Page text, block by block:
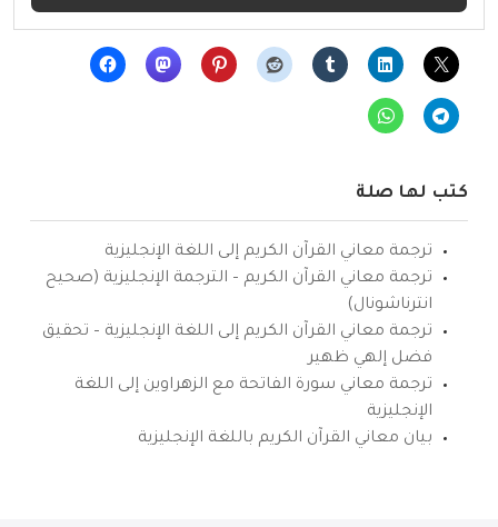
كتب لها صلة
ترجمة معاني القرآن الكريم إلى اللغة الإنجليزية
ترجمة معاني القرآن الكريم – الترجمة الإنجليزية (صحيح
انترناشونال)
ترجمة معاني القرآن الكريم إلى اللغة الإنجليزية – تحقيق
فضل إلهي ظهير
ترجمة معاني سورة الفاتحة مع الزهراوين إلى اللغة
الإنجليزية
بيان معاني القرآن الكريم باللغة الإنجليزية